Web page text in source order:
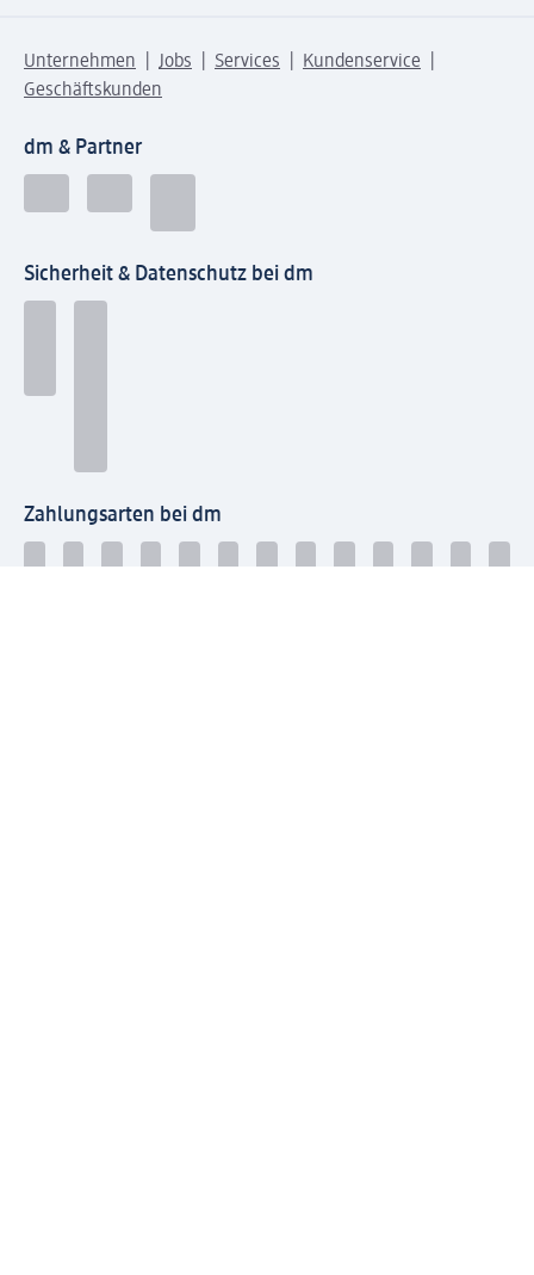
Unternehmen Jobs Services
Kundenservice
Geschäftskunden
dm & Partner
Sicherheit & Datenschutz bei dm
Zahlungsarten bei dm